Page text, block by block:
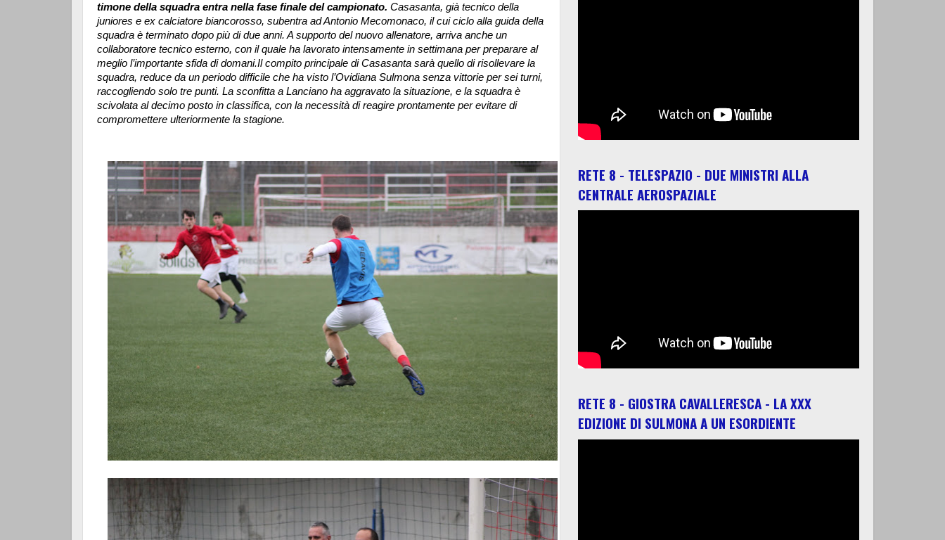
timone della squadra entra nella fase finale del campionato. Casasanta, già tecnico della
juniores e ex calciatore biancorosso, subentra ad Antonio Mecomonaco, il cui ciclo alla guida della
squadra è terminato dopo più di due anni. A supporto del nuovo allenatore, arriva anche un
collaboratore tecnico esterno, con il quale ha lavorato intensamente in settimana per preparare al
meglio l’importante sfida di domani.Il compito principale di Casasanta sarà quello di risollevare la
squadra, reduce da un periodo difficile che ha visto l’Ovidiana Sulmona senza vittorie per sei turni,
raccogliendo solo tre punti. La sconfitta a Lanciano ha aggravato la situazione, e la squadra è
scivolata al decimo posto in classifica, con la necessità di reagire prontamente per evitare di
compromettere ulteriormente la stagione.
RETE 8 - TELESPAZIO - DUE MINISTRI ALLA
CENTRALE AEROSPAZIALE
RETE 8 - GIOSTRA CAVALLERESCA - LA XXX
EDIZIONE DI SULMONA A UN ESORDIENTE